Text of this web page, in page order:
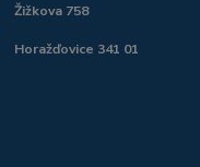
Žižkova 758
Horažďovice 341 01